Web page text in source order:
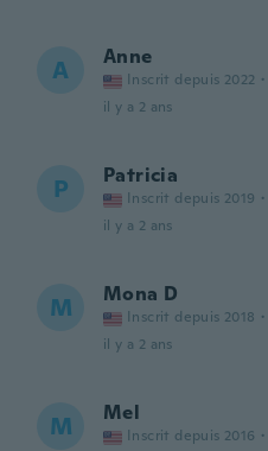
A Anne
Inscrit depuis 2022 ·
il y a 2 ans
P Patricia
Inscrit depuis 2019 ·
il y a 2 ans
M Mona D
Inscrit depuis 2018 ·
il y a 2 ans
M Mel
Inscrit depuis 2016 ·